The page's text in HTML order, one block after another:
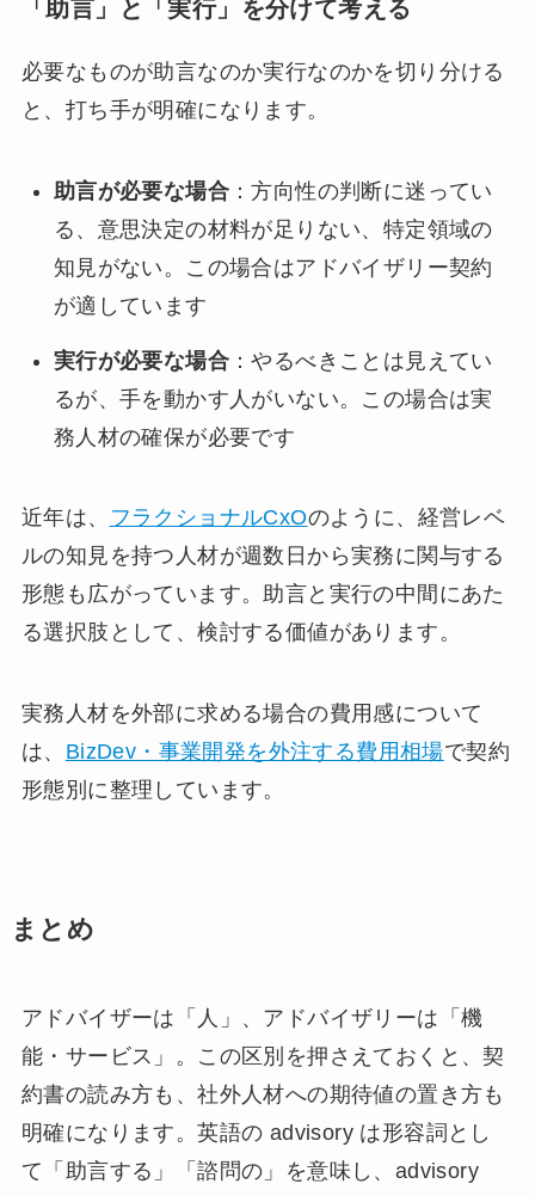
「助言」と「実行」を分けて考える
必要なものが助言なのか実行なのかを切り分ける
と、打ち手が明確になります。
助言が必要な場合 ：方向性の判断に迷ってい
る、意思決定の材料が足りない、特定領域の
知見がない。この場合はアドバイザリー契約
が適しています
実行が必要な場合 ：やるべきことは見えてい
るが、手を動かす人がいない。この場合は実
務人材の確保が必要です
近年は、 フラクショナルCxOのように、経営レベ
ルの知見を持つ人材が週数日から実務に関与する
形態も広がっています。助言と実行の中間にあた
る選択肢として、検討する価値があります。
実務人材を外部に求める場合の費用感について
は、 BizDev・事業開発を外注する費用相場で契約
形態別に整理しています。
まとめ
アドバイザーは「人」、アドバイザリーは「機
能・サービス」。この区別を押さえておくと、契
約書の読み方も、社外人材への期待値の置き方も
明確になります。英語の advisory は形容詞とし
て「助言する」「諮問の」を意味し、advisory